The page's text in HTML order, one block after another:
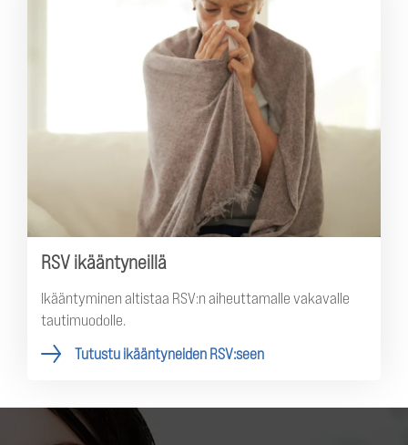
RSV ikääntyneillä
Ikääntyminen altistaa RSV:n aiheuttamalle vakavalle
tautimuodolle.
Tutustu ikääntyneiden RSV:seen